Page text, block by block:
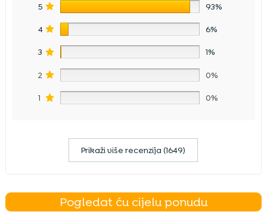
5 93%
4 6%
3 1%
2 0%
1 0%
Prikaži više recenzija (1649)
Pogledat ću cijelu ponudu